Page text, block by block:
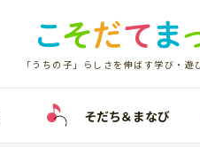
「うちの子」らしさを伸ばす学び・遊
そだち＆まなび